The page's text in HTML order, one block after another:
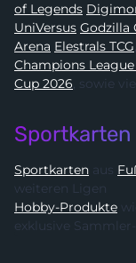
of Legends
UniVersus
Arena
Elestrals TCG,
Champions
Cup 2026, sowie
Sportkarten aus
weiteren Ligen
Hobby-Produkte
exklusive